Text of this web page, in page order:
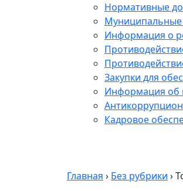
Нормативные
Муниципальные
Информация о
Закупки для
Информация об
Кадровое
Главная › Без рубрики ›